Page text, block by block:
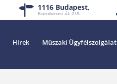
1116 Budapest,
Kondorosi út 2/A
Hírek Műszaki Ügyfélszolgálat